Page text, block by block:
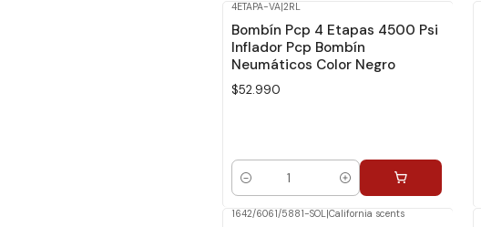
4ETAPA-VA 2RL
Bombín Pcp 4 Etapas 4500 Psi
Inflador Pcp Bombín
Neumáticos Color Negro
$52.990
Cantidad
1642/6061/5881-SOL California scents